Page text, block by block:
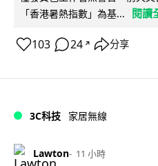
「香港暑熱指數」為基...
閱讀
103 24 ↗ 分享
3C科技 家居無線
Lawton 11 小時